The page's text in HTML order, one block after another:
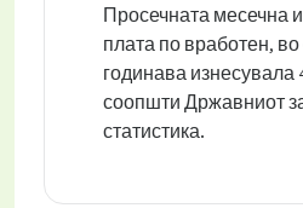
Просечната месечна
плата по вработен,
годинава изнесувала
соопшти Државниот
статистика.